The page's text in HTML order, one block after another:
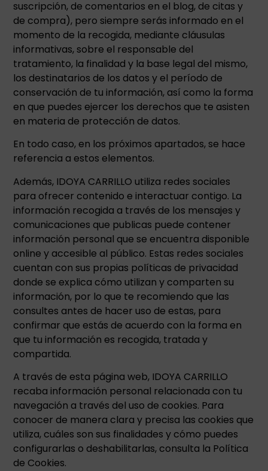
suscripción, de comentarios en el blog, de citas y
de compra), pero siempre serás informado en el
momento de la recogida, mediante cláusulas
informativas, sobre el responsable del
tratamiento, la finalidad y la base legal del mismo,
los destinatarios de los datos y el período de
conservación de tu información, así como la forma
en que puedes ejercer los derechos que te asisten
en materia de protección de datos.
En todo caso, en los próximos apartados, se hace
referencia a estos elementos.
Además, IDOYA CARRILLO utiliza redes sociales
para ofrecer contenido e interactuar contigo. La
información recogida a través de los mensajes y
comunicaciones que publicas puede contener
información personal que se encuentra disponible
online y accesible al público. Estas redes sociales
cuentan con sus propias políticas de privacidad
donde se explica cómo utilizan y comparten su
información, por lo que te recomiendo que las
consultes antes de hacer uso de estas, para
confirmar que estás de acuerdo con la forma en
que tu información es recogida, tratada y
compartida.
A través de esta página web, IDOYA CARRILLO
recaba información personal relacionada con tu
navegación a través del uso de cookies. Para
conocer de manera clara y precisa las cookies que
utiliza, cuáles son sus finalidades y cómo puedes
configurarlas o deshabilitarlas, consulta la Política
de Cookies.